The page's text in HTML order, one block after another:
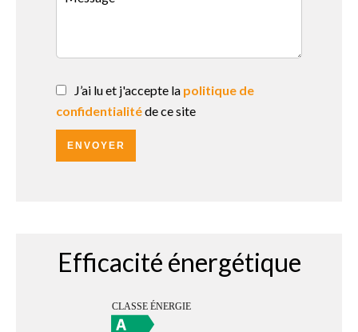
J’ai lu et j'accepte la politique de
confidentialitéde ce site
ENVOYER
Efficacité énergétique